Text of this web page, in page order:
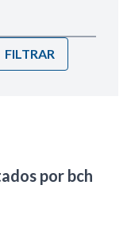
FILTRAR
por bch